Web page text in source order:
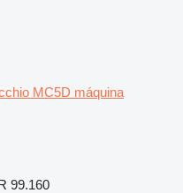
MC5D máquina
99.160